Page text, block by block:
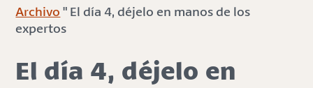
Archivo " El día 4, déjelo en manos de los
expertos
El día 4, déjelo en